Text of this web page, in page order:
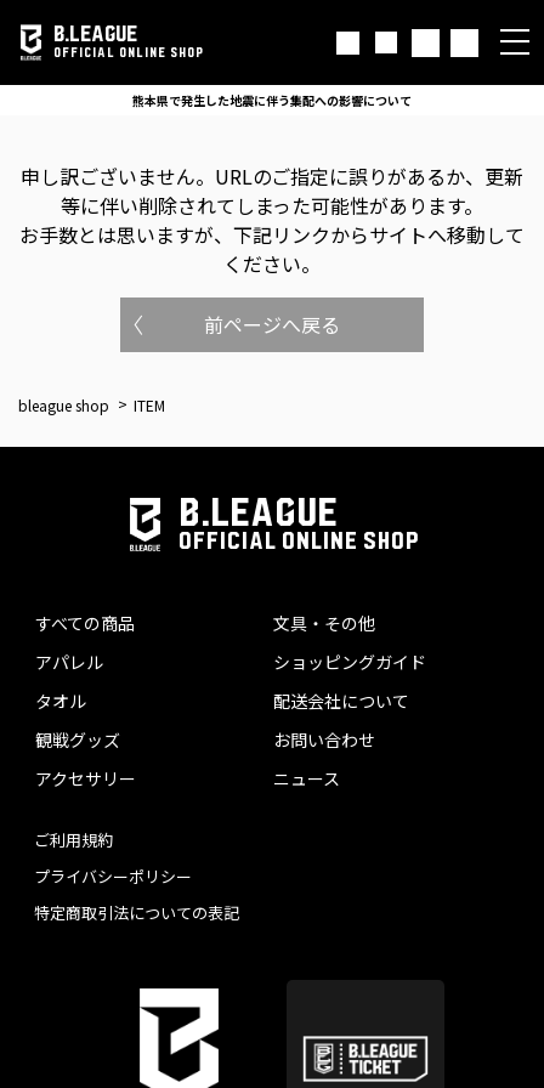
B.LEAGUE
OFFICIAL ONLINE SHOP
熊本県で発生した地震に伴う集配への影響について
申し訳ございません。 URLのご指定に誤りがあるか、更新
等に伴い削除されてしまった可能性があります。
お手数とは思いますが、下記リンクからサイトへ移動して
ください。
前ページへ戻る
bleague shop ITEM
B.LEAGUE
OFFICIAL ONLINE SHOP
すべての商品
アパレル
タオル
観戦グッズ
アクセサリー
文具・その他
ショッピングガイド
配送会社について
お問い合わせ
ニュース
ご利用規約
プライバシーポリシー
特定商取引法についての表記